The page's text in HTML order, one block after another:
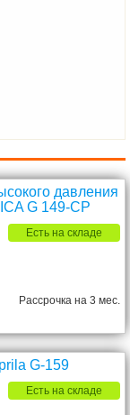
давления
G 149-CP
Есть на складе
Рассрочка на 3 мес.
G-159
Есть на складе